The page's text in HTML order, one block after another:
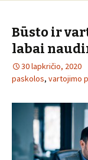
Būsto ir
labai
30 lapkričio, 2020
paskolos, vartojimo